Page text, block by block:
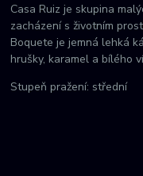
Casa Ruiz je skupina
zacházení s životním
Boquete je jemná lehká
hrušky, karamel a bílého
Stupeň pražení: střední